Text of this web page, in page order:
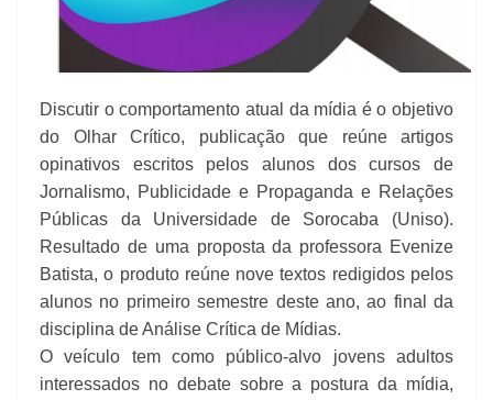
Discutir o comportamento atual da mídia é o objetivo
do Olhar Crítico, publicação que reúne artigos
opinativos escritos pelos alunos dos cursos de
Jornalismo, Publicidade e Propaganda e Relações
Públicas da Universidade de Sorocaba (Uniso).
Resultado de uma proposta da professora Evenize
Batista, o produto reúne nove textos redigidos pelos
alunos no primeiro semestre deste ano, ao final da
disciplina de Análise Crítica de Mídias.
O veículo tem como público-alvo jovens adultos
interessados no debate sobre a postura da mídia,